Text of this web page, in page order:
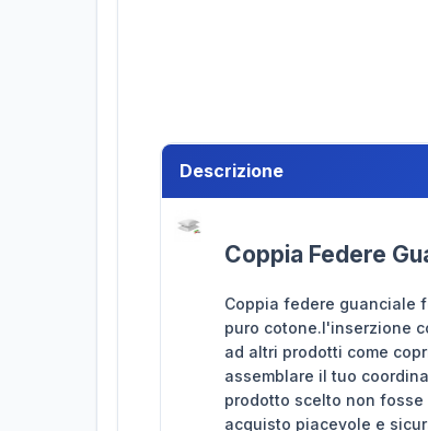
Descrizione
Coppia Federe
Coppia federe guanciale
puro cotone.l'inserzione
ad altri prodotti come
assemblare il tuo
prodotto scelto non
acquisto piacevole e